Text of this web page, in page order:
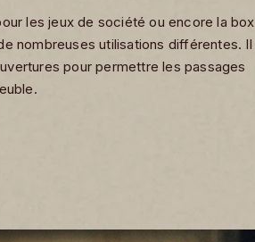
les jeux de société ou encore la box
nombreuses utilisations différentes. Il
pour permettre les passages